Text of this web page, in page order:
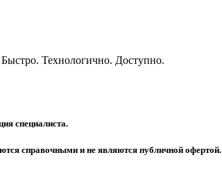
Технологично. Доступно.
специалиста.
справочными и не являются публичной офертой.